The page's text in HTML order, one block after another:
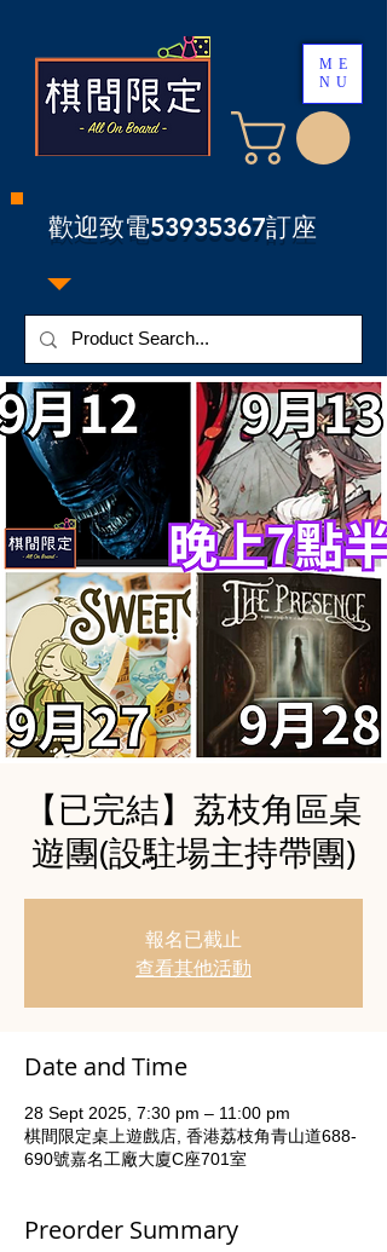
​歡迎致電53935367訂座
ME
NU
【已完結】荔枝角區桌
遊團(設駐場主持帶團)
報名已截止
查看其他活動
Date and Time
28 Sept 2025, 7:30 pm – 11:00 pm
棋間限定桌上遊戲店, 香港荔枝角青山道688-
690號嘉名工廠大廈C座701室
Preorder Summary